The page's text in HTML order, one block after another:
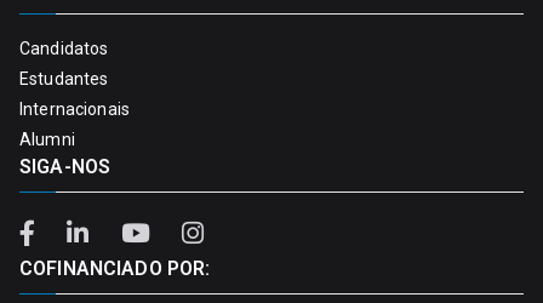
Candidatos
Estudantes
Internacionais
Alumni
SIGA-NOS
COFINANCIADO POR: